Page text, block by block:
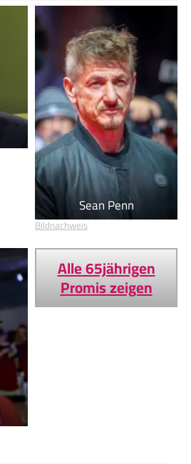
Sean Penn
Bildnachweis
Alle 65jährigen
Promis zeigen